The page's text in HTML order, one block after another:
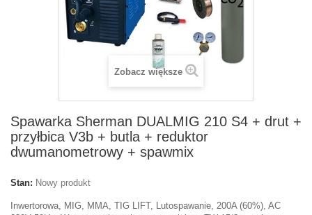
Zobacz większe
Spawarka Sherman DUALMIG 210 S4 + drut +
przyłbica V3b + butla + reduktor
dwumanometrowy + spawmix
Stan: Nowy produkt
Inwertorowa, MIG, MMA, TIG LIFT, Lutospawanie, 200A (60%), AC